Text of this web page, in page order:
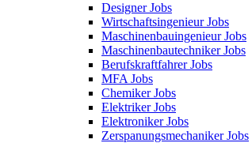
Designer Jobs
Wirtschaftsingenieur Jobs
Maschinenbauingenieur Jobs
Maschinenbautechniker Jobs
Berufskraftfahrer Jobs
MFA Jobs
Chemiker Jobs
Elektriker Jobs
Elektroniker Jobs
Zerspanungsmechaniker Jobs